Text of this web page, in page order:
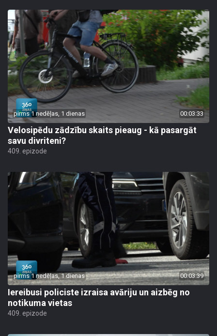
pirms 1 nedēļas, 1 dienas 00:03:33
Velosipēdu zādzību skaits pieaug - kā pasargāt
savu divriteni?
409. epizode
pirms 1 nedēļas, 1 dienas 00:03:39
Iereibusi policiste izraisa avāriju un aizbēg no
notikuma vietas
409. epizode